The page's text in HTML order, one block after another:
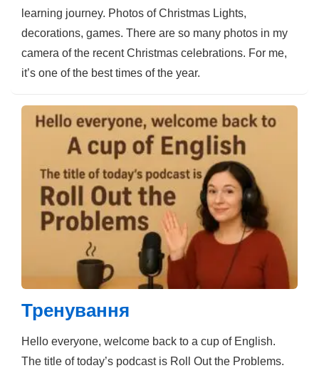
learning journey. Photos of Christmas Lights,
decorations, games. There are so many photos in my
camera of the recent Christmas celebrations. For me,
it’s one of the best times of the year.
Тренування
Hello everyone, welcome back to a cup of English.
The title of today’s podcast is Roll Out the Problems.